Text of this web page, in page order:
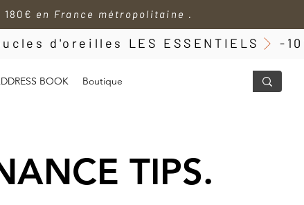
en France métropolitaine .
BOOK Boutique
d'oreilles LES ESSENTIELS
TIPS.